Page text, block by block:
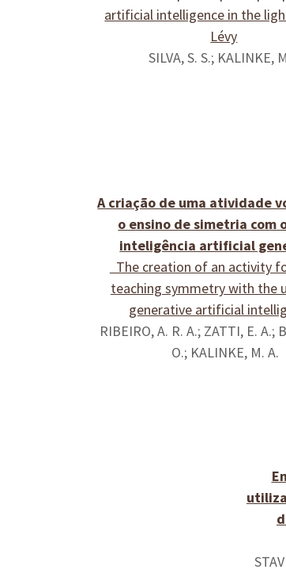
artificial intelligence in the
Lévy
SILVA, S. S.; KALINKE,
A criação de uma atividade
o ensino de simetria com
inteligência artificial
The creation of an activity
teaching symmetry with the
generative artificial
RIBEIRO, A. R. A.; ZATTI, E. A.;
O.; KALINKE, M. A.